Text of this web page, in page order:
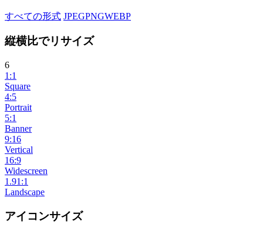
すべての形式 JPEGPNGWEBP
縦横比でリサイズ
6
1:1
Square
4:5
Portrait
5:1
Banner
9:16
Vertical
16:9
Widescreen
1.91:1
Landscape
アイコンサイズ